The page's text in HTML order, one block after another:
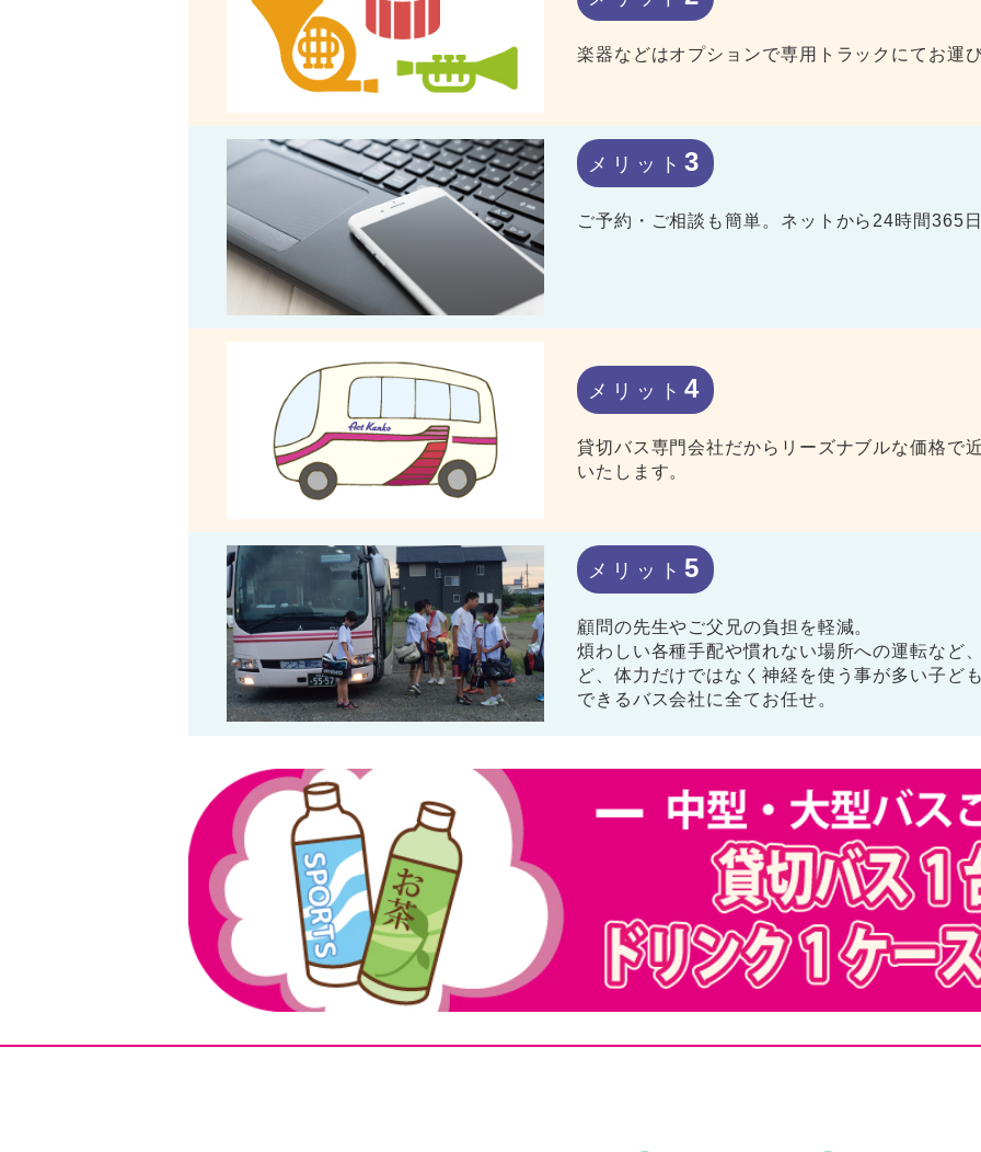
楽器などはオプションで専用トラックにてお運
メリット 3
ご予約・ご相談も簡単。ネットから24時間365
メリット 4
貸切バス専門会社だからリーズナブルな価格で
いたします。
メリット 5
顧問の先生やご父兄の負担を軽減。
煩わしい各種手配や慣れない場所への運転など
ど、体力だけではなく神経を使う事が多い子ど
できるバス会社に全てお任せ。